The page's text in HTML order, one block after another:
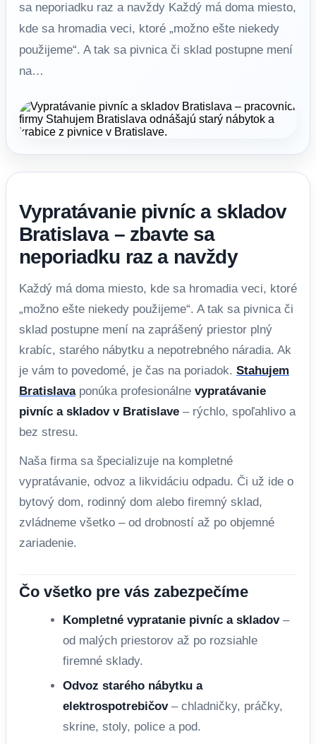
sa neporiadku raz a navždy Každý má doma miesto,
kde sa hromadia veci, ktoré „možno ešte niekedy
použijeme“. A tak sa pivnica či sklad postupne mení
na…
Vypratávanie pivníc a skladov
Bratislava – zbavte sa
neporiadku raz a navždy
Každý má doma miesto, kde sa hromadia veci, ktoré
„možno ešte niekedy použijeme“. A tak sa pivnica či
sklad postupne mení na zaprášený priestor plný
krabíc, starého nábytku a nepotrebného náradia. Ak
je vám to povedomé, je čas na poriadok. Stahujem
Bratislavaponúka profesionálne vypratávanie
pivníc a skladov v Bratislave – rýchlo, spoľahlivo a
bez stresu.
Naša firma sa špecializuje na kompletné
vypratávanie, odvoz a likvidáciu odpadu. Či už ide o
bytový dom, rodinný dom alebo firemný sklad,
zvládneme všetko – od drobností až po objemné
zariadenie.
Čo všetko pre vás zabezpečíme
Kompletné vypratanie pivníc a skladov–
od malých priestorov až po rozsiahle
firemné sklady.
Odvoz starého nábytku a
elektrospotrebičov– chladničky, práčky,
skrine, stoly, police a pod.